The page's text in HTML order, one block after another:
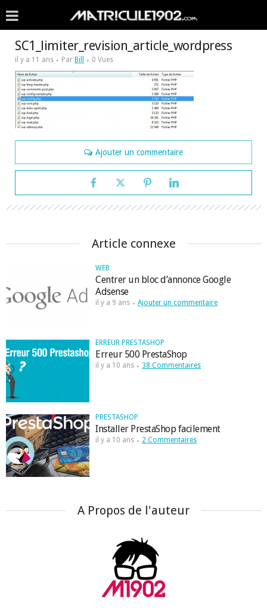
SC1_limiter_revision_article_wordpress
il y a 11 ans Par Bill 0 Vues
Ajouter un commentaire
Article connexe
WEB
Centrer un bloc d’annonce Google
Adsense
il y a 9 ans Ajouter un commentaire
ERREUR PRESTASHOP
Erreur 500 PrestaShop
il y a 10 ans 38 Commentaires
PRESTASHOP
Installer PrestaShop facilement
il y a 10 ans 2 Commentaires
A Propos de l'auteur